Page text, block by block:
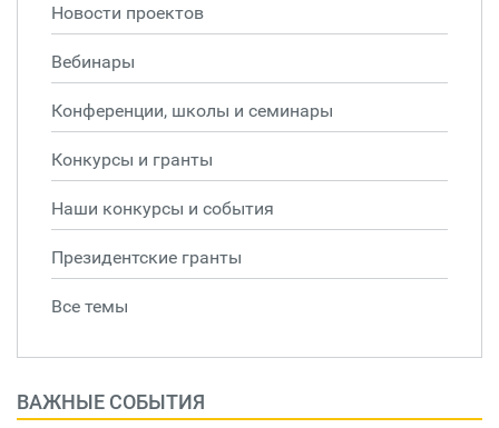
Новости проектов
Вебинары
Конференции, школы и семинары
Конкурсы и гранты
Наши конкурсы и события
Президентские гранты
Все темы
ВАЖНЫЕ СОБЫТИЯ